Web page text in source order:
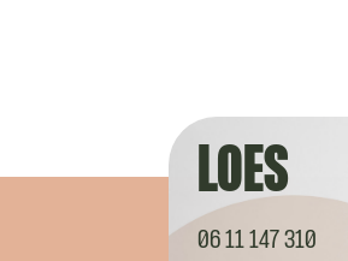
LOES
06 11 147 310